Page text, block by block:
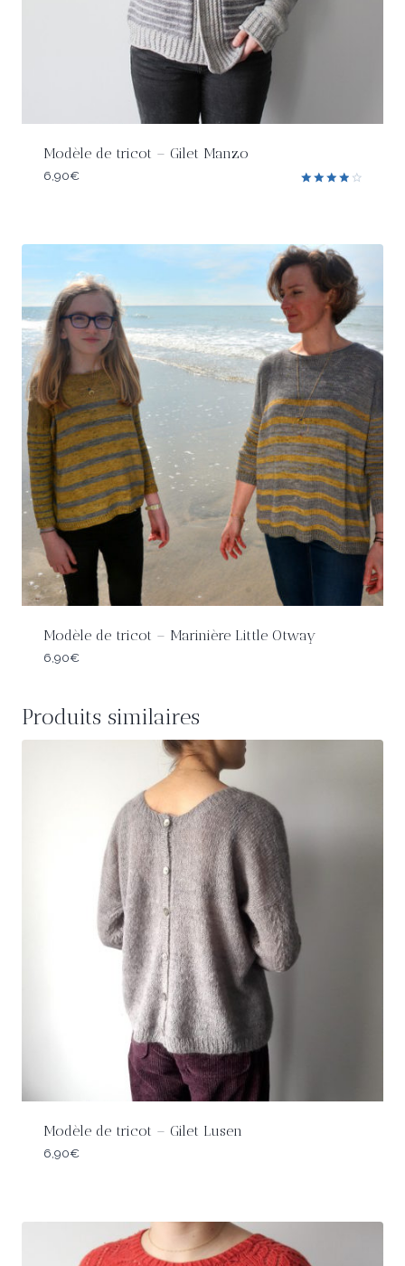
Modèle de tricot – Gilet Manzo
6,90€
Modèle de tricot – Marinière Little Otway
6,90€
Produits similaires
Modèle de tricot – Gilet Lusen
6,90€